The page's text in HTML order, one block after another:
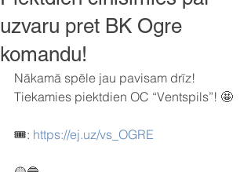
uzvaru pret BK Ogre
komandu!
Nākamā spēle jau pavisam drīz!
Tiekamies piektdien OC “Ventspils”! 🤩
🎟️: https://ej.uz/vs_OGRE